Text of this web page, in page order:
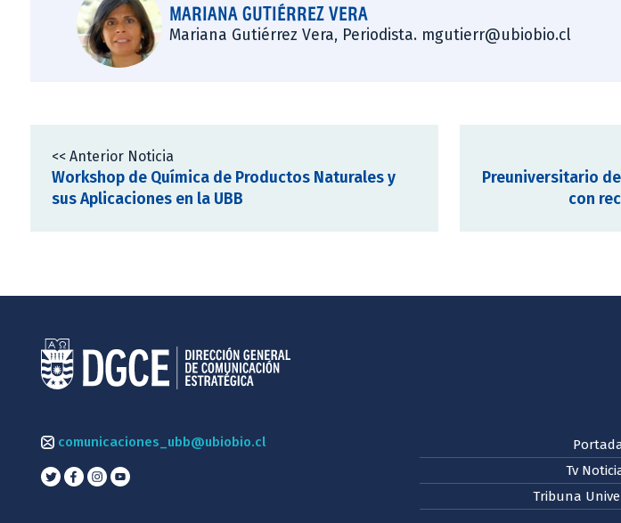
MARIANA GUTIÉRREZ VERA
Mariana Gutiérrez Vera, Periodista. mgutierr@ubiobio.cl
<< Anterior Noticia
Workshop de Química de Productos Naturales y
sus Aplicaciones en la UBB
Preuniversitario
con
comunicaciones_ubb@ubiobio.cl
Tv
Tribuna